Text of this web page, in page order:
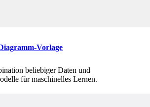
Vorlage
beliebiger Daten und
für maschinelles Lernen.